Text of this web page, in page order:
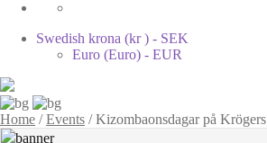
Swedish krona (kr ) - SEK
Euro (Euro) - EUR
Home /Events /Kizombaonsdagar på Krögers